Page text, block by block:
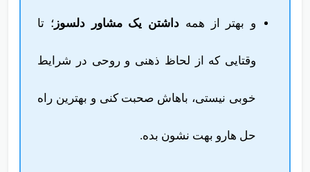
و بهتر از همه داشتن یک مشاور دلسوز؛ تا
وقتایی که از لحاظ ذهنی و روحی در شرایط
خوبی نیستی، باهاش صحبت کنی و بهترین راه
حل هارو بهت نشون بده.